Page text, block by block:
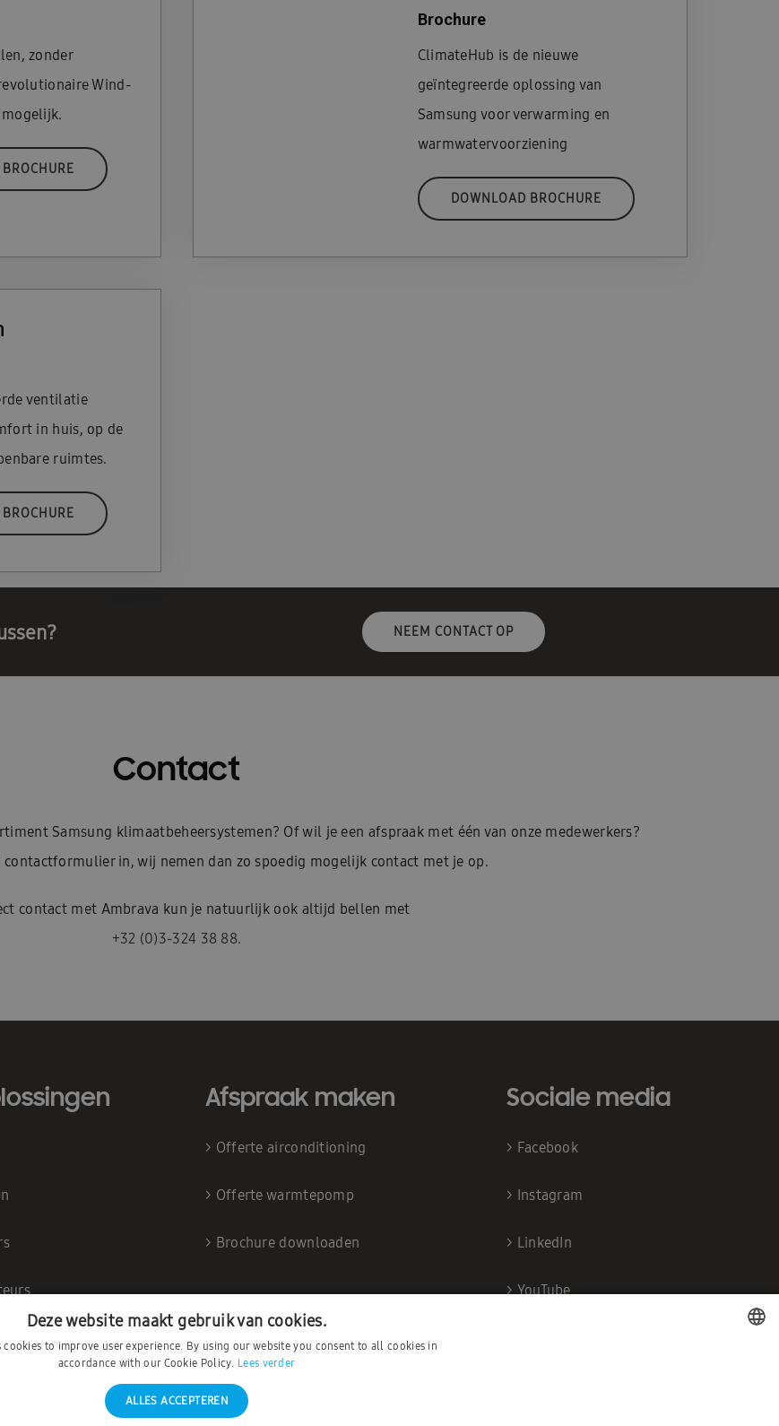
zonder
Wind-
Brochure
ClimateHub is de nieuwe
geïntegreerde oplossing van
Samsung voor verwarming en
warmwatervoorziening
DOWNLOAD BROCHURE
ventilatie
in huis, op de
ruimtes.
NEEM CONTACT OP
Contact
Samsung klimaatbeheersystemen? Of wil je een afspraak met één van onze medewerkers?
in, wij nemen dan zo spoedig mogelijk contact met je op.
contact met Ambrava kun je natuurlijk ook altijd bellen met
+32 (0)3-324 38 88.
Afspraak maken
> Offerte airconditioning
> Offerte warmtepomp
> Brochure downloaden
Sociale media
> Facebook
> Instagram
> LinkedIn
>YouTube
Deze website maakt gebruik van cookies.
cookies to improve user experience. By using our website you consent to all cookies in
accordance with our Cookie Policy. Lees verder
ALLES ACCEPTEREN